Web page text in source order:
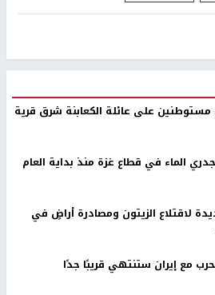
مستوطنين على عائلة الكعابنة شرق قرية
لاقتلاع الزيتون ومصادرة أراضٍ في
مع إيران ستنتهي قريبًا جدًا